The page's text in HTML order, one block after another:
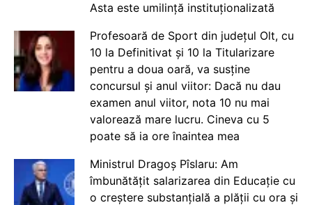
Asta este umilință instituționalizată
Profesoară de Sport din județul Olt, cu
10 la Definitivat și 10 la Titularizare
pentru a doua oară, va susține
concursul și anul viitor: Dacă nu dau
examen anul viitor, nota 10 nu mai
valorează mare lucru. Cineva cu 5
poate să ia ore înaintea mea
Ministrul Dragoș Pîslaru: Am
îmbunătățit salarizarea din Educație cu
o creștere substanțială a plății cu ora și